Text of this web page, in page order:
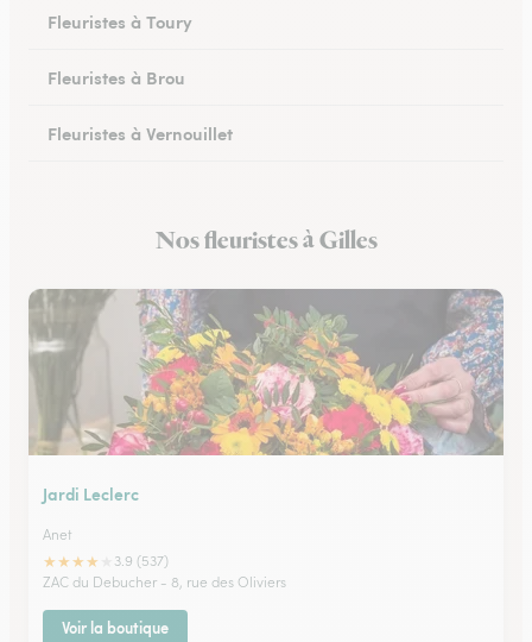
Fleuristes à Toury
Fleuristes à Brou
Fleuristes à Vernouillet
Fleuristes à LucéNos fleuristes à Gilles
Jardi Leclerc
Anet
★★★★
3.9 (537)
ZAC du Debucher - 8, rue des Oliviers
Voir la boutique